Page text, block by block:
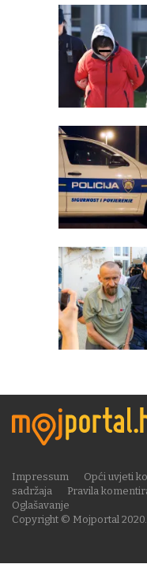
Copyright © Mojportal
Impressum Opći uvjeti
sadržaja
Pravila
Oglašavanje